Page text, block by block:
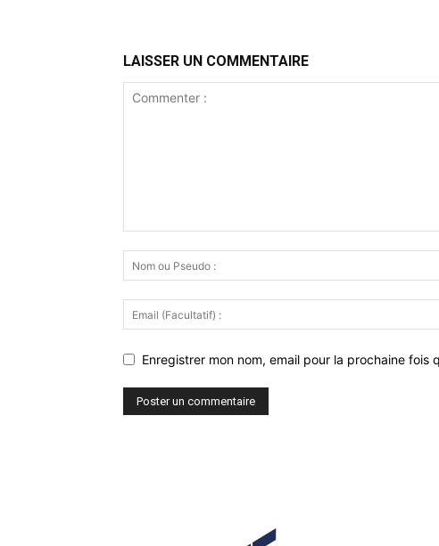
LAISSER UN COMMENTAIRE
Enregistrer mon nom, email pour la prochaine fois